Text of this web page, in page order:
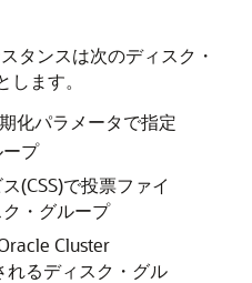
タンスは次のディスク・
ます。
化パラメータで指定
プ
(CSS)で投票ファイ
・グループ
Cluster
れるディスク・グル